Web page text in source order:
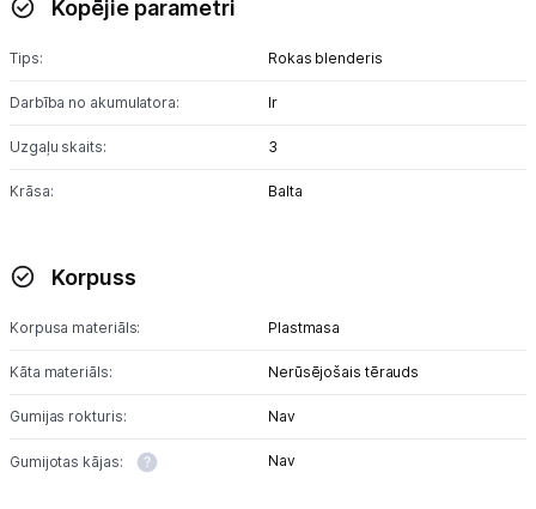
Blenderi
Grili
Augļu žāvētāji
Sulu spiedes
Kopējie parametri
Tips: Rokas blenderis
Darbība no akumulatora: Ir
Uzgaļu skaits: 3
Krāsa: Balta
Korpuss
Korpusa materiāls: Plastmasa
Kāta materiāls: Nerūsējošais tērauds
Gumijas rokturis: Nav
Gumijotas kājas: Nav